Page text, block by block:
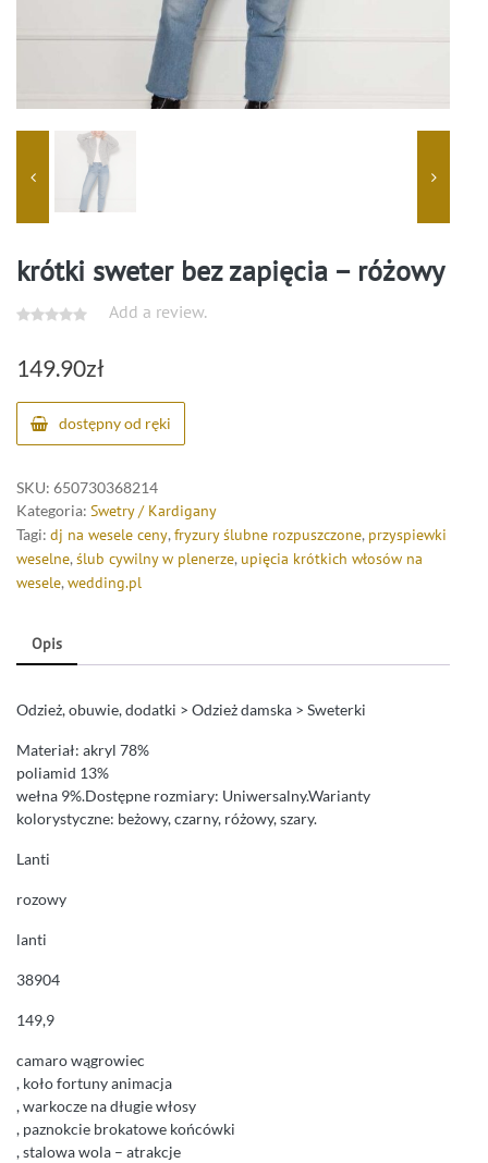
krótki sweter bez zapięcia – różowy
Add a review.
149.90zł
dostępny od ręki
SKU: 650730368214
Kategoria: Swetry / Kardigany
Tagi: dj na wesele ceny, fryzury ślubne rozpuszczone, przyspiewki
weselne, ślub cywilny w plenerze, upięcia krótkich włosów na
wesele, wedding.pl
Opis
Odzież, obuwie, dodatki > Odzież damska > Sweterki
Materiał: akryl 78%
poliamid 13%
wełna 9%.Dostępne rozmiary: Uniwersalny.Warianty
kolorystyczne: beżowy, czarny, różowy, szary.
Lanti
rozowy
lanti
38904
149,9
camaro wągrowiec
, koło fortuny animacja
, warkocze na długie włosy
, paznokcie brokatowe końcówki
, stalowa wola – atrakcje